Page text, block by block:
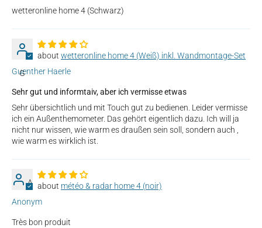
wetteronline home 4 (Schwarz)
G
wetteronline home 4 (Weiß) inkl. Wandmontage-Set
Guenther Haerle
Sehr gut und informtaiv, aber ich vermisse etwas
Sehr übersichtlich und mit Touch gut zu bedienen. Leider vermisse
ich ein Außenthemometer. Das gehört eigentlich dazu. Ich will ja
nicht nur wissen, wie warm es draußen sein soll, sondern auch ,
wie warm es wirklich ist.
A
météo & radar home 4 (noir)
Anonym
Très bon produit